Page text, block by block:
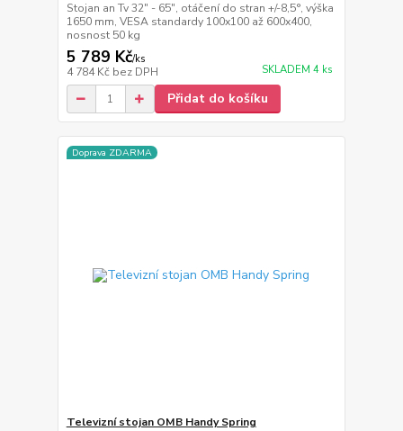
Stojan an Tv 32" - 65", otáčení do stran +/-8,5°, výška
1650 mm, VESA standardy 100x100 až 600x400,
nosnost 50 kg
5 789 Kč/ks
4 784 Kč bez DPH SKLADEM 4 ks
Přidat do košíku
Doprava ZDARMA
Televizní stojan OMB Handy Spring